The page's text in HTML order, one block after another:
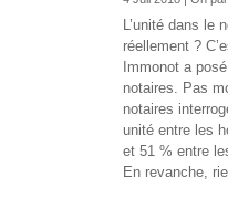
L’unité dans le
réellement ?
Immonot a
notaires. Pas
notaires
unité entre les
et 51 % entre
En revanche,